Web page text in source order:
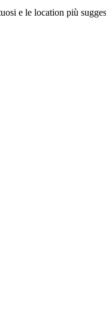
e le location più